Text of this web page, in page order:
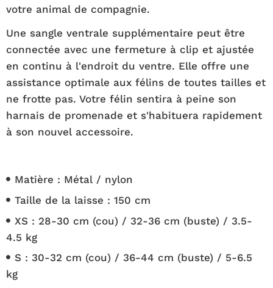
votre animal de compagnie.
Une sangle ventrale supplémentaire peut être
connectée avec une fermeture à clip et ajustée
en continu à l'endroit du ventre. Elle offre une
assistance optimale aux félins de toutes tailles et
ne frotte pas. Votre félin sentira à peine son
harnais de promenade et s'habituera rapidement
à son nouvel accessoire.
Matière : Métal / nylon
Taille de la laisse : 150 cm
XS : 28-30 cm (cou) / 32-36 cm (buste) / 3.5-
4.5 kg
S : 30-32 cm (cou) / 36-44 cm (buste) / 5-6.5
kg